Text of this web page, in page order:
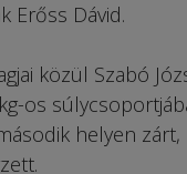
Erőss Dávid.
közül Szabó
os
helyen zárt,